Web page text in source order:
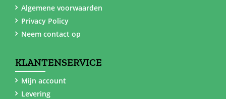
Algemene voorwaarden
Privacy Policy
Neem contact op
KLANTENSERVICE
Mijn account
Levering